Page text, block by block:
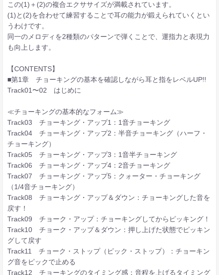
この(1)＋(2)の複合エクササイズが満載されています。
(1)と(2)を合わせて練習することで耳の能力が鍛えられていくとい
うわけです。
同一のメロディを2種類のパターンで弾くことで、運指力と表現力
も向上します。
【CONTENTS】
■第1章 チョーキングの基本を確認しながら耳と指をレベルUP!!
Track01〜02 はじめに
≪チョーキングの基本的なフォーム≫
Track03 チョーキング・アップ1：1音チョーキング
Track04 チョーキング・アップ2：半音チョーキング（ハーフ・
チョーキング）
Track05 チョーキング・アップ3：1音半チョーキング
Track06 チョーキング・アップ4：2音チョーキング
Track07 チョーキング・アップ5：クォーター・チョーキング
（1/4音チョーキング）
Track08 チョーキング・アップ＆ダウン：チョーキングした音を
戻す！
Track09 チョーク・アップ：チョーキングしてからピッキング！
Track10 チョーク・アップ＆ダウン：押し上げた状態でピッキン
グして戻す
Track11 チョーク・ストップ（ピック・ストップ）：チョーキン
グ音をピックで止める
Track12 チョーキングのタイミング感：音程を上げるタイミング